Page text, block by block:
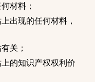
材料；
出现的任何材料，
关；
的知识产权权利价